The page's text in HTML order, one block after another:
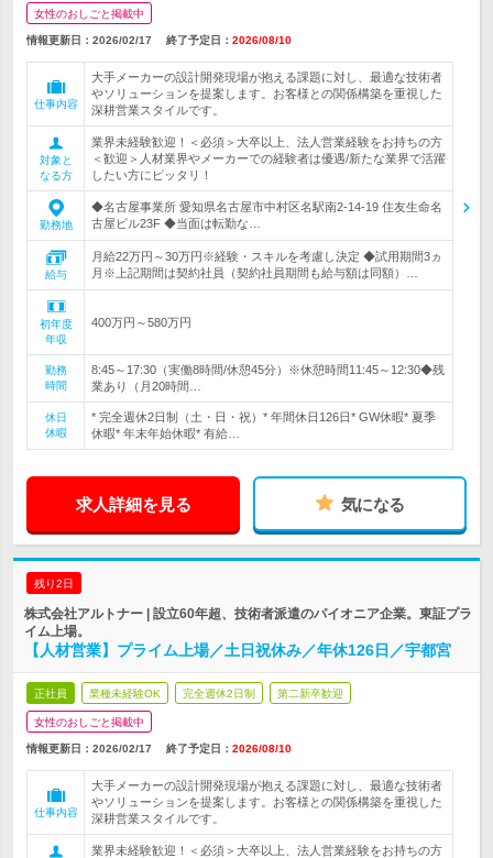
女性のおしごと掲載中
情報更新日：2026/02/17 終了予定日： 2026/08/10
仕事内容
大手メーカーの設計開発現場が抱える課題に対し、最適な技術者
やソリューションを提案します。お客様との関係構築を重視した
深耕営業スタイルです。
対象と
なる方
業界未経験歓迎！＜必須＞大卒以上、法人営業経験をお持ちの方
＜歓迎＞人材業界やメーカーでの経験者は優遇/新たな業界で活躍
したい方にピッタリ！
勤務地
◆名古屋事業所 愛知県名古屋市中村区名駅南2-14-19 住友生命名
古屋ビル23F ◆当面は転勤な…
給与
月給22万円～30万円※経験・スキルを考慮し決定 ◆試用期間3ヵ
月※上記期間は契約社員（契約社員期間も給与額は同額）…
初年度
年収
400万円～580万円
勤務
時間
8:45～17:30（実働8時間/休憩45分）※休憩時間11:45～12:30◆残
業あり（月20時間…
休日
休暇
* 完全週休2日制（土・日・祝）* 年間休日126日* GW休暇* 夏季
休暇* 年末年始休暇* 有給…
求人詳細を見る 気になる
残り2日
株式会社アルトナー | 設立60年超、技術者派遣のパイオニア企業。東証プラ
イム上場。
【人材営業】プライム上場／土日祝休み／年休126日／宇都宮
正社員 業種未経験OK 完全週休2日制 第二新卒歓迎
女性のおしごと掲載中
情報更新日：2026/02/17 終了予定日： 2026/08/10
仕事内容
大手メーカーの設計開発現場が抱える課題に対し、最適な技術者
やソリューションを提案します。お客様との関係構築を重視した
深耕営業スタイルです。
業界未経験歓迎！＜必須＞大卒以上、法人営業経験をお持ちの方